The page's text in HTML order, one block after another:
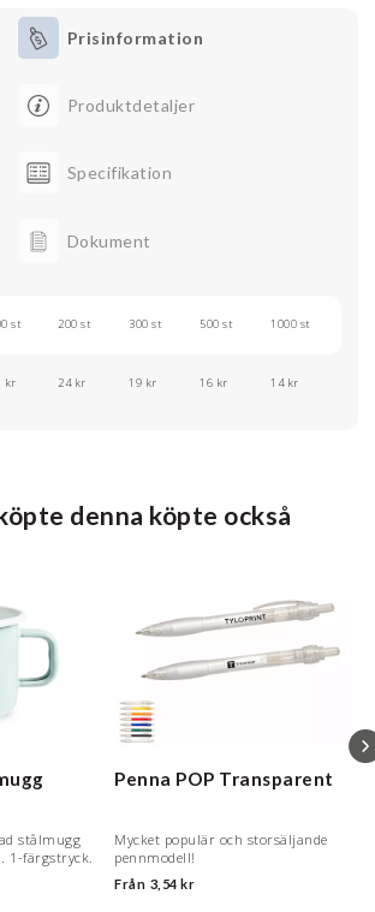
Prisinformation
Produktdetaljer
Specifikation
Dokument
st 200 st 300 st 500 st 1000 st
kr 24 kr 19 kr 16 kr 14 kr
denna köpte också
stålmugg
1-färgstryck.
Penna POP Transparent
Mycket populär och storsäljande
pennmodell!
Från 3,54 kr